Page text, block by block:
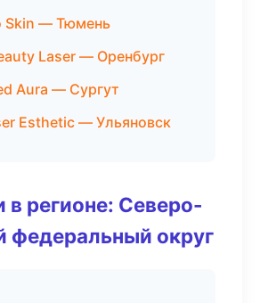
Skin — Тюмень
Laser — Оренбург
Aura — Сургут
Esthetic — Ульяновск
в регионе: Северо-
федеральный округ